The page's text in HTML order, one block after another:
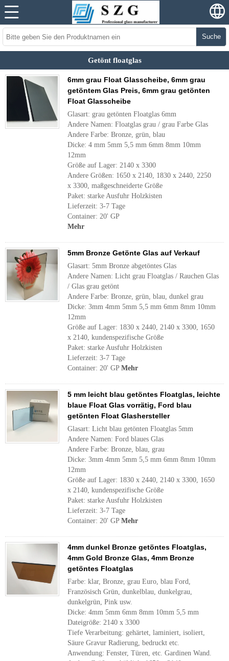
Suche
Getönt floatglas
6mm grau Float Glasscheibe, 6mm grau
getöntem Glas Preis, 6mm grau getönten
Float Glasscheibe
Glasart: grau getönten Floatglas 6mm
Andere Namen: Floatglas grau / grau Farbe Glas
Andere Farbe: Bronze, grün, blau
Dicke: 4 mm 5mm 5,5 mm 6mm 8mm 10mm
12mm
Größe auf Lager: 2140 x 3300
Andere Größen: 1650 x 2140, 1830 x 2440, 2250
x 3300, maßgeschneiderte Größe
Paket: starke Ausfuhr Holzkisten
Lieferzeit: 3-7 Tage
Container: 20' GP
Mehr
5mm Bronze Getönte Glas auf Verkauf
Glasart: 5mm Bronze abgetöntes Glas
Andere Namen: Licht grau Floatglas / Rauchen Glas
/ Glas grau getönt
Andere Farbe: Bronze, grün, blau, dunkel grau
Dicke: 3mm 4mm 5mm 5,5 mm 6mm 8mm 10mm
12mm
Größe auf Lager: 1830 x 2440, 2140 x 3300, 1650
x 2140, kundenspezifische Größe
Paket: starke Ausfuhr Holzkisten
Lieferzeit: 3-7 Tage
Container: 20' GP Mehr
5 mm leicht blau getöntes Floatglas, leichte
blaue Float Glas vorrätig, Ford blau
getönten Float Glashersteller
Glasart: Licht blau getönten Floatglas 5mm
Andere Namen: Ford blaues Glas
Andere Farbe: Bronze, blau, grau
Dicke: 3mm 4mm 5mm 5,5 mm 6mm 8mm 10mm
12mm
Größe auf Lager: 1830 x 2440, 2140 x 3300, 1650
x 2140, kundenspezifische Größe
Paket: starke Ausfuhr Holzkisten
Lieferzeit: 3-7 Tage
Container: 20' GP Mehr
4mm dunkel Bronze getöntes Floatglas,
4mm Gold Bronze Glas, 4mm Bronze
getöntes Floatglas
Farbe: klar, Bronze, grau Euro, blau Ford,
Französisch Grün, dunkelblau, dunkelgrau,
dunkelgrün, Pink usw.
Dicke: 4mm 5mm 6mm 8mm 10mm 5,5 mm
Dateigröße: 2140 x 3300
Tiefe Verarbeitung: gehärtet, laminiert, isoliert,
Säure Gravur Radierung, bedruckt etc.
Anwendung: Fenster, Türen, etc. Gardinen Wand.